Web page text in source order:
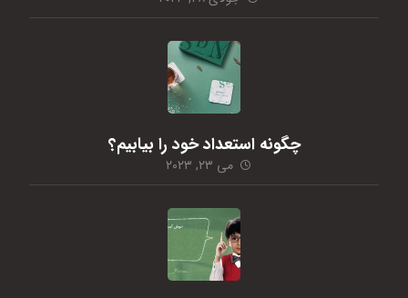
چگونه استعداد خود را بیابیم؟
می ۲۳, ۲۰۲۳